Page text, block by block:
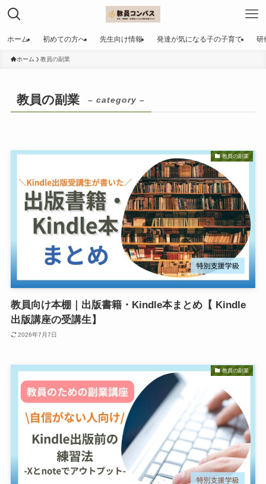
ホーム 初めての方へ 先生向け情報 発達が気になる子の子育て 研
ホーム 教員の副業
教員の副業 – category –
教員の副業
教員向け本棚｜出版書籍・Kindle本まとめ【 Kindle
出版講座の受講生】
2026年7月7日
教員の副業